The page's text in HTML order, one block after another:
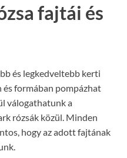
fajtái és
és legkedveltebb kerti
és formában pompázhat
válogathatunk a
rózsák közül. Minden
hogy az adott fajtának